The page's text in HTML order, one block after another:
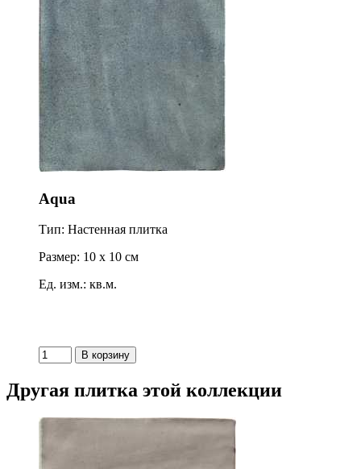
Aqua
Тип: Настенная плитка
Размер: 10 x 10 см
Ед. изм.: кв.м.
Другая плитка этой коллекции